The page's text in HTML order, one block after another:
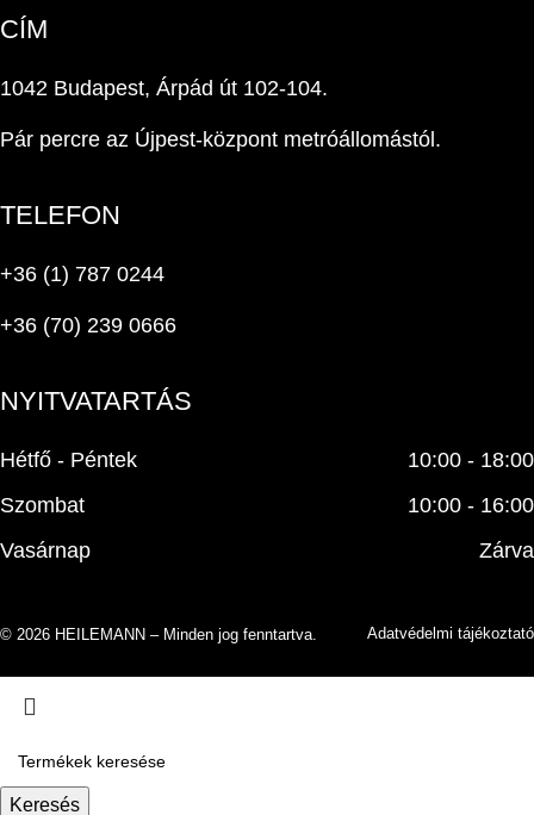
CÍM
1042 Budapest, Árpád út 102-104.
Pár percre az Újpest-központ metróállomástól.
TELEFON
+36 (1) 787 0244
+36 (70) 239 0666
NYITVATARTÁS
Hétfő - Péntek
10:00 - 18:00
Szombat
10:00 - 16:00
Vasárnap
Zárva
© 2026 HEILEMANN – Minden jog fenntartva. Adatvédelmi tájékoztató
Keresés